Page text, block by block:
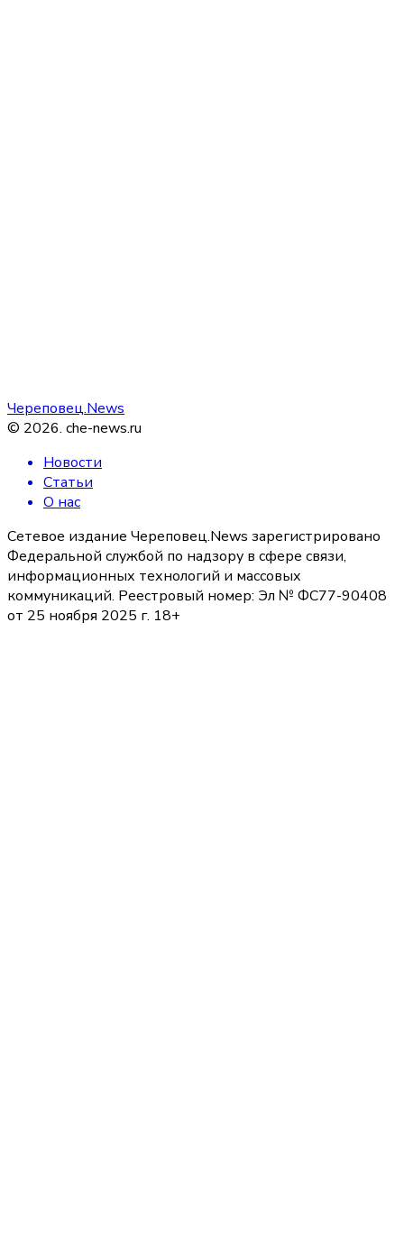
Череповец.News
© 2026. che-news.ru
Новости
Статьи
О нас
Сетевое издание Череповец.News зарегистрировано
Федеральной службой по надзору в сфере связи,
информационных технологий и массовых
коммуникаций. Реестровый номер: Эл № ФС77-90408
от 25 ноября 2025 г. 18+